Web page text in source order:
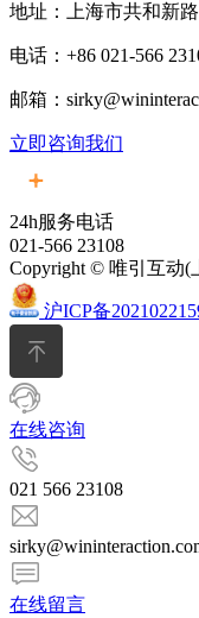
地址：上海市共和新
电话：+86 021-566
邮箱：
立即咨询我们
24h服务电话
021-566 23108
Copyright © 唯引互动(
沪ICP备
在线咨询
021 566 23108
在线留言